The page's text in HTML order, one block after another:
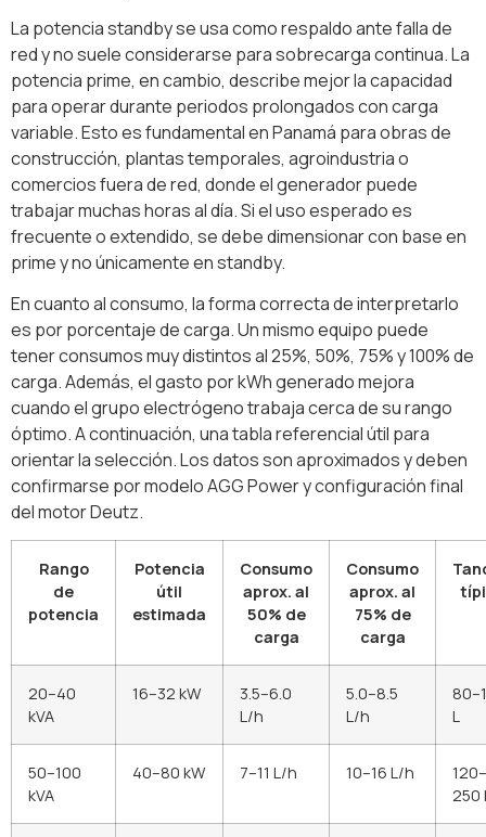
La potencia standby se usa como respaldo ante falla de
red y no suele considerarse para sobrecarga continua. La
potencia prime, en cambio, describe mejor la capacidad
para operar durante periodos prolongados con carga
variable. Esto es fundamental en Panamá para obras de
construcción, plantas temporales, agroindustria o
comercios fuera de red, donde el generador puede
trabajar muchas horas al día. Si el uso esperado es
frecuente o extendido, se debe dimensionar con base en
prime y no únicamente en standby.
En cuanto al consumo, la forma correcta de interpretarlo
es por porcentaje de carga. Un mismo equipo puede
tener consumos muy distintos al 25%, 50%, 75% y 100% de
carga. Además, el gasto por kWh generado mejora
cuando el grupo electrógeno trabaja cerca de su rango
óptimo. A continuación, una tabla referencial útil para
orientar la selección. Los datos son aproximados y deben
confirmarse por modelo AGG Power y configuración final
del motor Deutz.
Rango
de
potencia
Potencia
útil
estimada
Consumo
aprox. al
50% de
carga
Consumo
aprox. al
75% de
carga
20–40
kVA
16–32 kW
3.5–6.0
L/h
5.0–8.5
L/h
L
50–100
kVA
40–80 kW 7–11 L/h 10–16 L/h
120–
250